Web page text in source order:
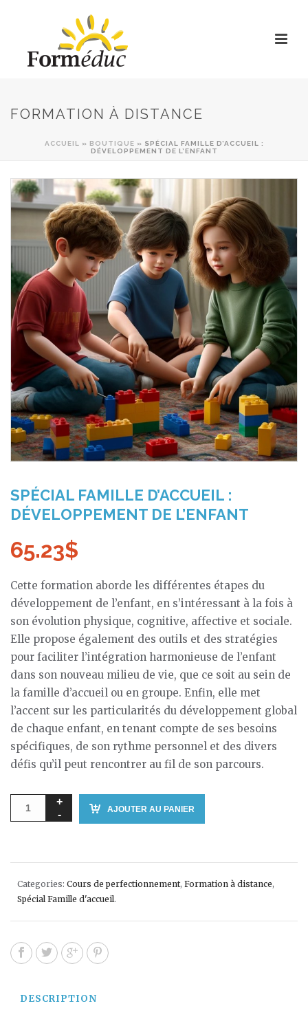
FORMATION À DISTANCE
ACCUEIL » BOUTIQUE » SPÉCIAL FAMILLE D’ACCUEIL :
DÉVELOPPEMENT DE L’ENFANT
SPÉCIAL FAMILLE D’ACCUEIL :
DÉVELOPPEMENT DE L’ENFANT
65.23$
Cette formation aborde les différentes étapes du
développement de l’enfant, en s’intéressant à la fois à
son évolution physique, cognitive, affective et sociale.
Elle propose également des outils et des stratégies
pour faciliter l’intégration harmonieuse de l’enfant
dans son nouveau milieu de vie, que ce soit au sein de
la famille d’accueil ou en groupe. Enfin, elle met
l’accent sur les particularités du développement global
de chaque enfant, en tenant compte de ses besoins
spécifiques, de son rythme personnel et des divers
défis qu’il peut rencontrer au fil de son parcours.
AJOUTER AU PANIER
Categories: Cours de perfectionnement, Formation à distance,
Spécial Famille d'accueil .
DESCRIPTION